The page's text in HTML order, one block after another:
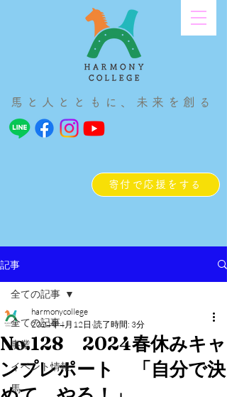
寄付で応援をする
馬と人とともに、未来を創る
記事
全ての記事
事業
イベント情報
馬
全ての記事
No.128 2024春休みキャ
ンプレポート 「自分で決
harmonycollege
2024年4月12日 読了時間: 3分